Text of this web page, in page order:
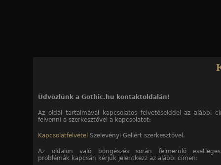
Üdvözlünk a Gothic.hu kontaktoldalán!
Az oldal tartalmával kapcsolatos felvetéseiddel az alábbi
felvenni a szerkesztővel a kapcsolatot:
Kapcsolatfelvétel Szelevényi Gellért szerkesztővel.
Az oldalon való böngészés során felmerülő
problémák kapcsán kérjük jelentkezz az alábbi címen: